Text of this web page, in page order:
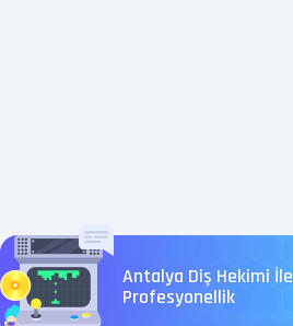
Antalya Diş Hekimi İle
Profesyonellik